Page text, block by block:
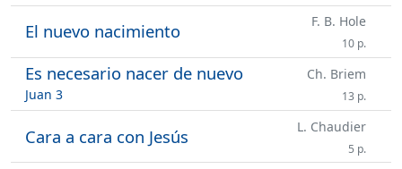
El nuevo nacimiento F. B. Hole
10 p.
Es necesario nacer de nuevo
Juan 3
Ch. Briem
13 p.
Cara a cara con Jesús L. Chaudier
5 p.